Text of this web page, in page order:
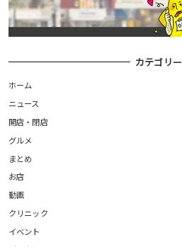
カテゴリー
ホーム
ニュース
開店・閉店
グルメ
まとめ
お店
動画
クリニック
イベント